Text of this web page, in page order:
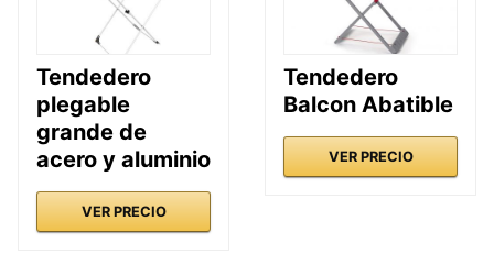
Tendedero
plegable
grande de
acero y aluminio
VER PRECIO
Tendedero
Balcon Abatible
VER PRECIO